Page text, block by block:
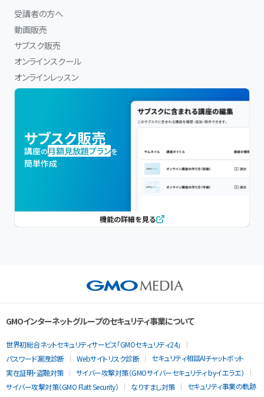
受講者の方へ
動画販売
サブスク販売
オンラインスクール
オンラインレッスン
サブスク販売
講座の月額見放題プランを
簡単作成
機能の詳細を見る
GMOインターネットグループのセキュリティ事業について
世界初総合ネットセキュリティサービス「GMOセキュリティ24」
パスワード漏洩診断
Webサイトリスク診断
セキュリティ相談AIチャットボット
実在証明・盗聴対策
サイバー攻撃対策（GMOサイバーセキュリティ byイエラエ）
サイバー攻撃対策（GMO Flatt Security）
なりすまし対策 セキュリティ事業の軌跡